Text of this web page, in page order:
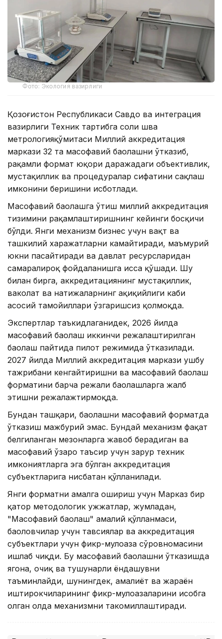
Фото: Экология вазирлиги
Қозоғистон Республикаси Савдо ва интеграция
вазирлиги Техник тартибга соли шва
метрологияқўмитаси Миллий аккредитация
маркази 32 та масофавий баҳолашни ўтказиб,
рақамли формат юқори даражадаги объективлик,
мустақиллик ва процедуралар сифатини сақлаш
имконини беришини исботлади.
Масофавий баҳолашга ўтиш миллий аккредитация
тизимини рақамлаштиришнинг кейинги босқичи
бўлди. Янги механизм бизнес учун вақт ва
ташкилий харажатларни камайтиради, маъмурий
юкни пасайтиради ва давлат ресурсларидан
самаралироқ фойдаланишга ҳисса қўшади. Шу
билан бирга, аккредитациянинг мустақиллик,
ваколат ва натижаларнинг ҳақиқийлиги каби
асосий тамойиллари ўзгаришсиз қолмоқда.
Экспертлар таъкидлаганидек, 2026 йилда
масофавий баҳолаш иккинчи режалаштирилган
баҳолаш пайтида пилот режимида ўтказилади.
2027 йилда Миллий аккредитация маркази ушбу
тажрибани кенгайтиришни ва масофавий баҳолаш
форматини барча режали баҳолашларга жалб
этишни режалажтирмоқда.
Бундан ташқари, баҳолашни масофавий форматда
ўтказиш мажбурий эмас. Бундай механизм фақат
белгиланган мезонларга жавоб берадиган ва
масофавий ўзаро таъсир учун зарур техник
имкониятларга эга бўлган аккредитация
субъектларига нисбатан қўлланилади.
Янги форматни амалга ошириш учун Марказ бир
қатор методологик ҳужжатлар, жумладан,
"Масофавий баҳолаш" амалий қўлланмаси,
баҳоловчилар учун тавсиялар ва аккредитация
субъектлари учун фикр-мулоҳаза сўровномасини
ишлаб чиқди. Бу масофавий баҳолашни ўтказишда
ягона, очиқ ва тушунарли ёндашувни
таъминлайди, шунингдек, амалиёт ва жараён
иштирокчиларининг фикр-мулоҳазаларини ҳисобга
олган ҳолда механизмни такомиллаштиради.